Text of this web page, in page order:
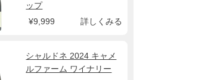
ップ
¥9,999
詳しくみる
シャルドネ 2024 キャメ
ルファーム ワイナリー